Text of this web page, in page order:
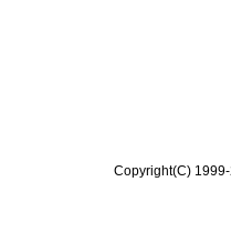
Copyright(C)